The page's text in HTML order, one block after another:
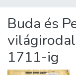
About us
Buda és
1711-ig